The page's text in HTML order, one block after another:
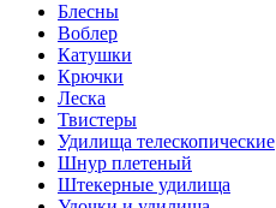
Блесны
Воблер
Катушки
Крючки
Леска
Твистеры
Удилища телескопические
Шнур плетеный
Штекерные удилища